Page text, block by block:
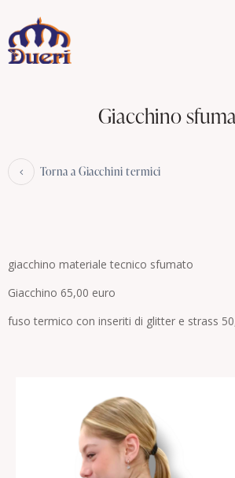
Giacchino
Torna a Giacchini termici
giacchino materiale tecnico sfumato
Giacchino 65,00 euro
fuso termico con inseriti di glitter e strass